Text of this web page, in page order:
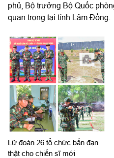
phủ, Bộ trưởng Bộ Quốc
quan trọng tại tỉnh Lâm Đồng.
Lữ đoàn 26 tổ chức bắn đạn
thật cho chiến sĩ mới